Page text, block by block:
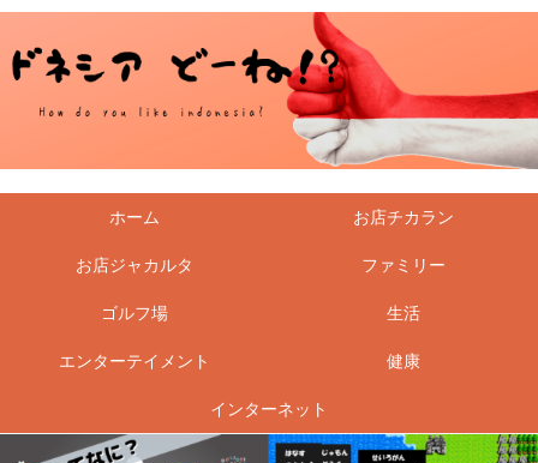
ホーム お店チカラン
お店ジャカルタ ファミリー
ゴルフ場 生活
エンターテイメント 健康
インターネット